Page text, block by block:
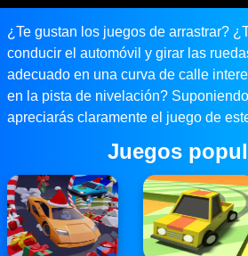
¿Te gustan los juegos de arrastrar?
conducir el automóvil y girar las
adecuado en una curva de calle
en la pista de nivelación?
apreciarás claramente el juego de
Juegos